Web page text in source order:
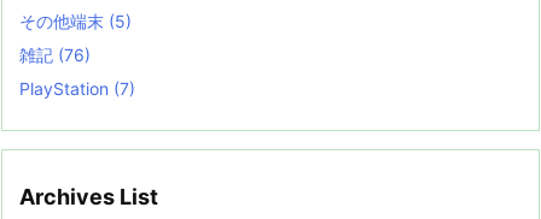
その他端末 (5)
雑記 (76)
PlayStation (7)
Archives List